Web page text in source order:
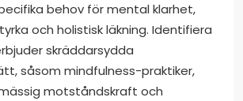
behov för mental klarhet,
och holistisk läkning. Identifiera
skräddarsydda
såsom mindfulness-praktiker,
motståndskraft och